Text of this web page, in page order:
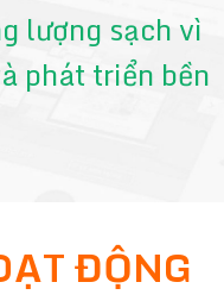
lượng sạch vì
phát triển bền
ĐỘNG